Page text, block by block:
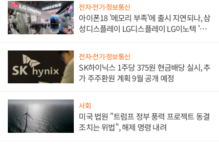
전자·전기·정보통신
아이폰18 '메모리 부족'에 출시 지연되나, 삼
성디스플레이 LG디스플레이 LG이노텍 '탈
전자·전기·정보통신
SK하이닉스 1주당 375원 현금배당 실시, 추
가 주주환원 계획 9월 공개 예정
사회
미국 법원 "트럼프 정부 풍력 프로젝트 동결
조치는 위법", 해제 명령 내려